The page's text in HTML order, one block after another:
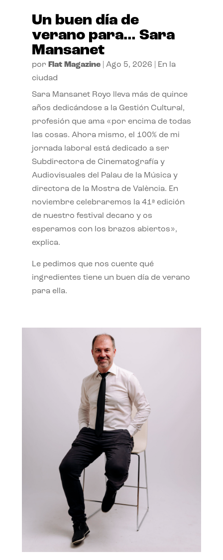
Un buen día de
verano para… Sara
Mansanet
por Flat Magazine| Ago 5, 2026
En la
ciudad
Sara Mansanet Royo lleva más de quince
años dedicándose a la Gestión Cultural,
profesión que ama «por encima de todas
las cosas. Ahora mismo, el 100% de mi
jornada laboral está dedicado a ser
Subdirectora de Cinematografía y
Audiovisuales del Palau de la Música y
directora de la Mostra de València. En
noviembre celebraremos la 41ª edición
de nuestro festival decano y os
esperamos con los brazos abiertos»,
explica.
Le pedimos que nos cuente qué
ingredientes tiene un buen día de verano
para ella.